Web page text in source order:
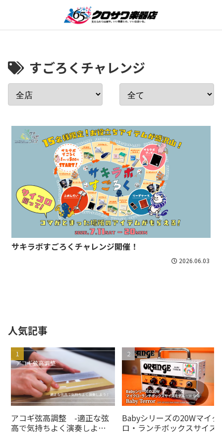
すごろくチャレンジ
サキラボすごろくチャレンジ開催！
2026.06.03
人気記事
アコギ弦高調整 -適正な弦
高で気持ちよく演奏しよ
Babyシリーズの20Wマイク
ロ・ランチボックスサイズ